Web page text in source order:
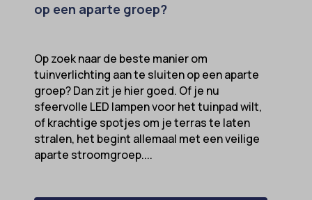
op een aparte groep?
Op zoek naar de beste manier om
tuinverlichting aan te sluiten op een aparte
groep? Dan zit je hier goed. Of je nu
sfeervolle LED lampen voor het tuinpad wilt,
of krachtige spotjes om je terras te laten
stralen, het begint allemaal met een veilige
aparte stroomgroep....